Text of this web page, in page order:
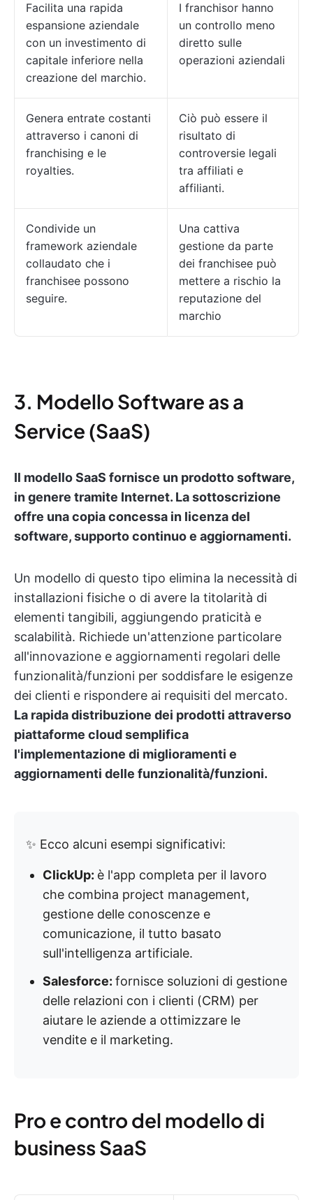
Facilita una rapida
espansione aziendale
con un investimento di
capitale inferiore nella
creazione del marchio.
I franchisor hanno
un controllo meno
diretto sulle
operazioni aziendali
Genera entrate costanti
attraverso i canoni di
franchising e le
royalties.
Ciò può essere il
risultato di
controversie legali
tra affiliati e
affilianti.
Condivide un
framework aziendale
collaudato che i
franchisee possono
seguire.
Una cattiva
gestione da parte
dei franchisee può
mettere a rischio la
reputazione del
marchio
3. Modello Software as a
Service (SaaS)
Il modello SaaS fornisce un prodotto software,
in genere tramite Internet. La sottoscrizione
offre una copia concessa in licenza del
software, supporto continuo e aggiornamenti.
Un modello di questo tipo elimina la necessità di
installazioni fisiche o di avere la titolarità di
elementi tangibili, aggiungendo praticità e
scalabilità. Richiede un'attenzione particolare
all'innovazione e aggiornamenti regolari delle
funzionalità/funzioni per soddisfare le esigenze
dei clienti e rispondere ai requisiti del mercato.
La rapida distribuzione dei prodotti attraverso
piattaforme cloud semplifica
l'implementazione di miglioramenti e
aggiornamenti delle funzionalità/funzioni.
✨ Ecco alcuni esempi significativi:
ClickUp: è l'app completa per il lavoro
che combina project management,
gestione delle conoscenze e
comunicazione, il tutto basato
sull'intelligenza artificiale.
Salesforce: fornisce soluzioni di gestione
delle relazioni con i clienti (CRM) per
aiutare le aziende a ottimizzare le
vendite e il marketing.
Pro e contro del modello di
business SaaS